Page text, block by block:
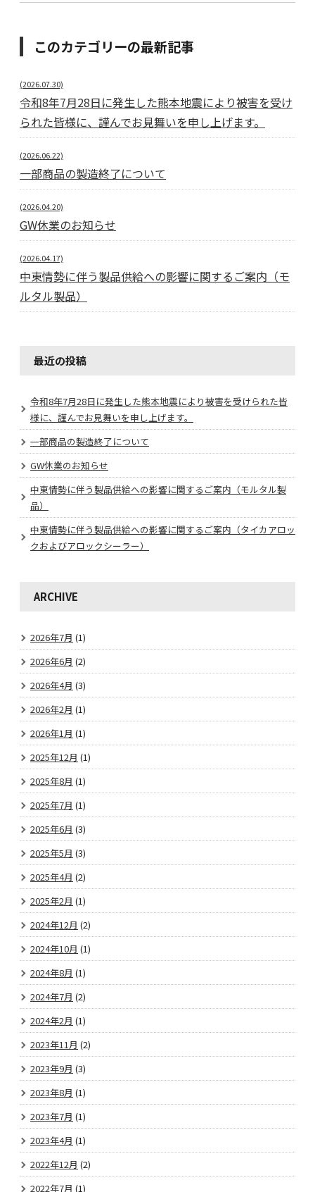
このカテゴリーの最新記事
(2026.07.30)
令和8年7月28日に発生した熊本地震により被害を受け
られた皆様に、謹んでお見舞いを申し上げます。
(2026.06.22)
一部商品の製造終了について
(2026.04.20)
GW休業のお知らせ
(2026.04.17)
中東情勢に伴う製品供給への影響に関するご案内（モ
ルタル製品）
最近の投稿
令和8年7月28日に発生した熊本地震により被害を受けられた皆
様に、謹んでお見舞いを申し上げます。
一部商品の製造終了について
GW休業のお知らせ
中東情勢に伴う製品供給への影響に関するご案内（モルタル製
品）
中東情勢に伴う製品供給への影響に関するご案内（タイカアロッ
クおよびアロックシーラー）
ARCHIVE
2026年7月 (1)
2026年6月 (2)
2026年4月 (3)
2026年2月 (1)
2026年1月 (1)
2025年12月 (1)
2025年8月 (1)
2025年7月 (1)
2025年6月 (3)
2025年5月 (3)
2025年4月 (2)
2025年2月 (1)
2024年12月 (2)
2024年10月 (1)
2024年8月 (1)
2024年7月 (2)
2024年2月 (1)
2023年11月 (2)
2023年9月 (3)
2023年8月 (1)
2023年7月 (1)
2023年4月 (1)
2022年12月 (2)
2022年7月 (1)